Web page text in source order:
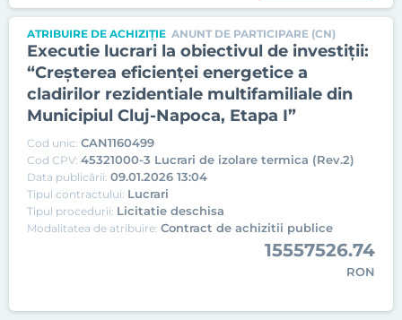
ATRIBUIRE DE ACHIZIȚIE ANUNT DE PARTICIPARE (CN)
Executie lucrari la obiectivul de investiții:
“Creșterea eficienței energetice a
cladirilor rezidentiale multifamiliale din
Municipiul Cluj-Napoca, Etapa I”
Cod unic: CAN1160499
Cod CPV: 45321000-3 Lucrari de izolare termica (Rev.2)
Data publicării: 09.01.2026 13:04
Tipul contractului: Lucrari
Tipul procedurii: Licitatie deschisa
Modalitatea de atribuire: Contract de achizitii publice
15557526.74
RON